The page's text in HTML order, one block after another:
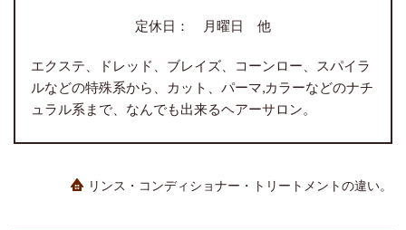
定休日： 月曜日 他
エクステ、ドレッド、ブレイズ、コーンロー、スパイラ
ルなどの特殊系から、カット、パーマ,カラーなどのナチ
ュラル系まで、なんでも出来るヘアーサロン。
リンス・コンディショナー・トリートメントの違い。